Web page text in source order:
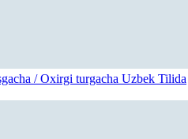
/ Oxirgi turgacha Uzbek Tilida